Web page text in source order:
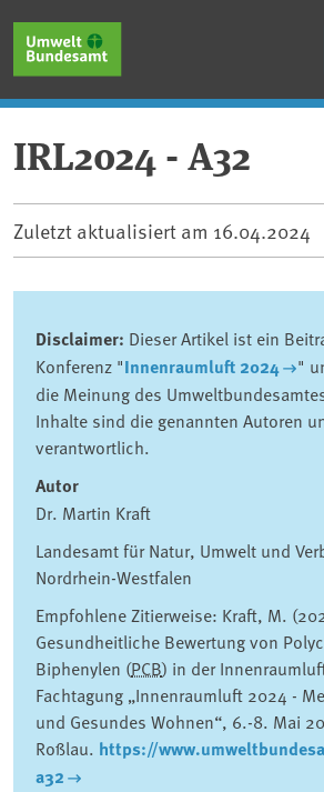
IRL2024 - A32
Zuletzt aktualisiert am 16.04.2024
Disclaimer: Dieser Artikel ist ein
Konferenz "Innenraumluft 2024
"
die Meinung des
Inhalte sind die genannten Autoren
verantwortlich.
Autor
Dr. Martin Kraft
Landesamt für Natur, Umwelt und
Nordrhein-Westfalen
Empfohlene Zitierweise: Kraft, M.
Gesundheitliche Bewertung von
Biphenylen (PCB) in der
Fachtagung „Innenraumluft 2024 -
und Gesundes Wohnen“, 6.-8. Mai
Roßlau. https://
a32